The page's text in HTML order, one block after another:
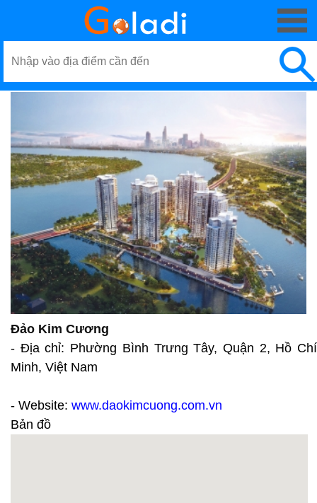
Đảo Kim Cương
- Địa chỉ: Phường Bình Trưng Tây, Quận 2, Hồ Chí
Minh, Việt Nam
- Website: www.daokimcuong.com.vn
Bản đồ